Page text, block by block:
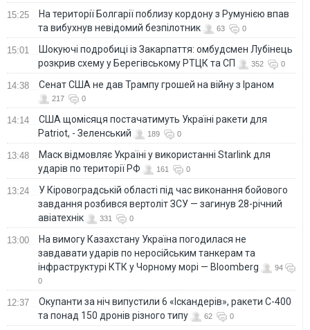
15:25
На території Болгарії поблизу кордону з Румунією впав
та вибухнув невідомий безпілотник
63 0
15:01
Шокуючі подробиці із Закарпаття: омбудсмен Лубінець
розкрив схему у Берегівському РТЦК та СП
352 0
14:38 Сенат США не дав Трампу грошей на війну з Іраном
217 0
14:14
США щомісяця постачатимуть Україні ракети для
Patriot, - Зеленський
189 0
13:48
Маск відмовляє Україні у використанні Starlink для
ударів по території РФ
161 0
13:24
У Кіровоградській області під час виконання бойового
завдання розбився вертоліт ЗСУ — загинув 28-річний
авіатехнік
331 0
13:00
На вимогу Казахстану Україна погодилася не
завдавати ударів по неросійським танкерам та
інфраструктурі КТК у Чорному морі — Bloomberg
94
0
12:37
Окупанти за ніч випустили 6 «Іскандерів», ракети С-400
та понад 150 дронів різного типу
62 0